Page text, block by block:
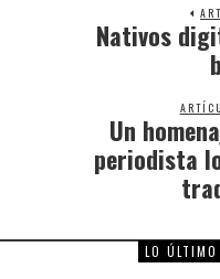
Nativos
Un
periodista
LO ÚLTIMO